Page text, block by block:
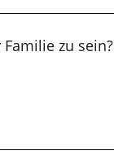
zu sein?